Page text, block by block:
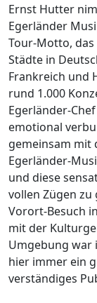
Ernst Hutter
Egerländer
Tour-Motto,
Städte in
Frankreich und
rund 1.000
Egerländer-
emotional
gemeinsam mit
Egerländer-
und diese
vollen Zügen zu
Vorort-Besuch
mit der
Umgebung war
hier immer ein
verständiges